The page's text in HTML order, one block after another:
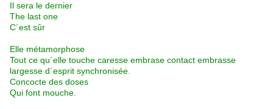
Il sera le dernier
The last one
C´est sûr
Elle métamorphose
Tout ce qu´elle touche caresse embrase contact embrasse
largesse d´esprit synchronisée.
Concocte des doses
Qui font mouche.